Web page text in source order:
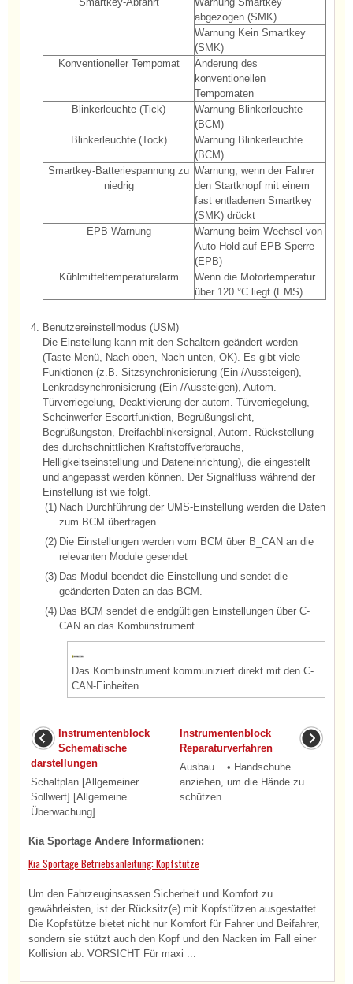
abgezogen (SMK)
Warnung Kein Smartkey
(SMK)
Konventioneller Tempomat
Änderung des
konventionellen
Tempomaten
Blinkerleuchte (Tick)
Warnung Blinkerleuchte
(BCM)
Blinkerleuchte (Tock)
Warnung Blinkerleuchte
(BCM)
Smartkey-Batteriespannung zu
niedrig
Warnung, wenn der Fahrer
den Startknopf mit einem
fast entladenen Smartkey
(SMK) drückt
EPB-Warnung
Warnung beim Wechsel von
Auto Hold auf EPB-Sperre
(EPB)
Kühlmitteltemperaturalarm
Wenn die Motortemperatur
über 120 °C liegt (EMS)
4. Benutzereinstellmodus (USM)
Die Einstellung kann mit den Schaltern geändert werden
(Taste Menü, Nach oben, Nach unten, OK). Es gibt viele
Funktionen (z.B. Sitzsynchronisierung (Ein-/Aussteigen),
Lenkradsynchronisierung (Ein-/Aussteigen), Autom.
Türverriegelung, Deaktivierung der autom. Türverriegelung,
Scheinwerfer-Escortfunktion, Begrüßungslicht,
Begrüßungston, Dreifachblinkersignal, Autom. Rückstellung
des durchschnittlichen Kraftstoffverbrauchs,
Helligkeitseinstellung und Dateneinrichtung), die eingestellt
und angepasst werden können. Der Signalfluss während der
Einstellung ist wie folgt.
(1) Nach Durchführung der UMS-Einstellung werden die Daten
zum BCM übertragen.
(2) Die Einstellungen werden vom BCM über B_CAN an die
relevanten Module gesendet
(3) Das Modul beendet die Einstellung und sendet die
geänderten Daten an das BCM.
(4) Das BCM sendet die endgültigen Einstellungen über C-
CAN an das Kombiinstrument.
Das Kombiinstrument kommuniziert direkt mit den C-
CAN-Einheiten.
Instrumentenblock
Schematische
darstellungen
Schaltplan [Allgemeiner
Sollwert] [Allgemeine
Überwachung] ...
Instrumentenblock
Reparaturverfahren
Ausbau • Handschuhe
anziehen, um die Hände zu
schützen. ...
Kia Sportage Andere Informationen:
Kia Sportage Betriebsanleitung: Kopfstütze
Um den Fahrzeuginsassen Sicherheit und Komfort zu
gewährleisten, ist der Rücksitz(e) mit Kopfstützen ausgestattet.
Die Kopfstütze bietet nicht nur Komfort für Fahrer und Beifahrer,
sondern sie stützt auch den Kopf und den Nacken im Fall einer
Kollision ab. VORSICHT Für maxi ...